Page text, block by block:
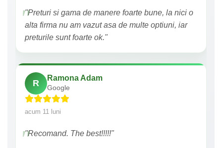
"Preturi si gama de manere foarte bune, la nici o
alta firma nu am vazut asa de multe optiuni, iar
preturile sunt foarte ok."
R
Ramona Adam
Google
acum 11 luni
"Recomand. The best!!!!!"